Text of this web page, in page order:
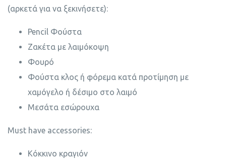
(αρκετά για να ξεκινήσετε):
Pencil Φούστα
Ζακέτα με λαιμόκοψη
Φουρό
Φούστα κλος ή φόρεμα κατά προτίμηση με
χαμόγελο ή δέσιμο στο λαιμό
Μεσάτα εσώρουχα
Must have accessories:
Κόκκινο κραγιόν